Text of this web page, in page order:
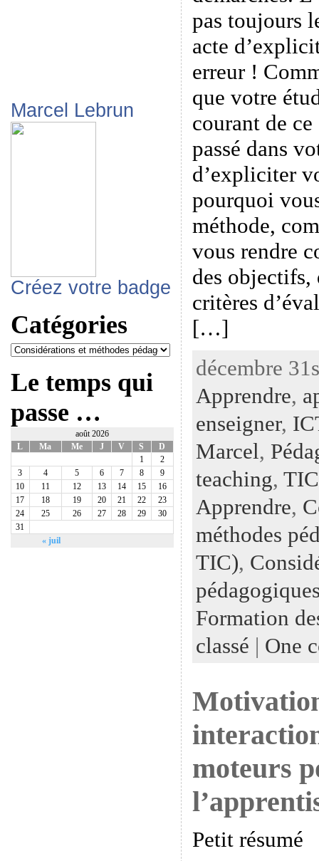
Marcel Lebrun
Créez votre badge
Catégories
Le temps qui
passe …
août 2026
L
Ma Me J V S D
« juil
1
2
3
4 5 6 7 8
9
10
11 12 13 14 15
16
17
18 19 20 21 22
23
24
25 26 27 28 29
30
31
pas toujours
acte
erreur !
que votre
courant de ce
passé dans
d’expliciter
pourquoi
méthode,
vous rendre
des objectifs,
critères
[…]
décembre
Apprendre,
enseigner,
Marcel,
teaching, TIC
Apprendre,
méthodes
TIC),
Formation
classé | One
moteurs
Petit résumé